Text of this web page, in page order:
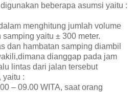
beberapa asumsi yaitu :
menghitung jumlah volume
yaitu ± 300 meter.
dan hambatan samping diambil
dianggap pada jam
lintas dari jalan tersebut
yaitu :
– 09.00 WITA, saat orang